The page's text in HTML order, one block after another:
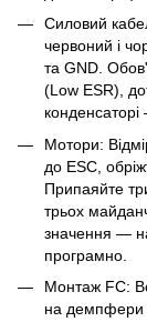
Силовий
червоний і
та GND.
(Low ESR),
Мотори:
до ESC,
Припаяйте
трьох
значення —
програмно.
Монтаж FC:
на демпфери